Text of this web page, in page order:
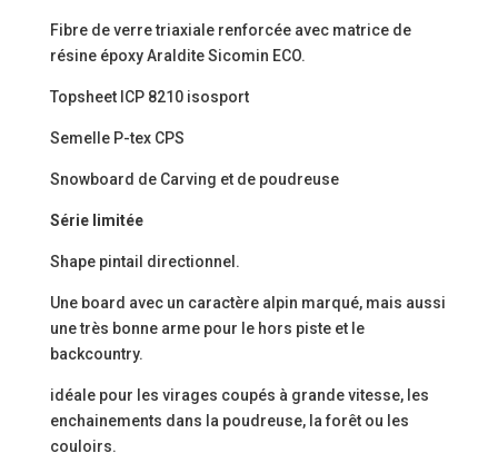
Fibre de verre triaxiale renforcée avec matrice de
résine époxy Araldite Sicomin ECO.
Topsheet ICP 8210 isosport
Semelle P-tex CPS
Snowboard de Carving et de poudreuse
Série limitée
Shape pintail directionnel.
Une board avec un caractère alpin marqué, mais aussi
une très bonne arme pour le hors piste et le
backcountry.
idéale pour les virages coupés à grande vitesse, les
enchainements dans la poudreuse, la forêt ou les
couloirs.